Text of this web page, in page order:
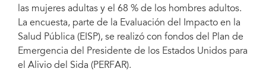
Credit: UNAIDS
las mujeres adultas y el 68 % de los hombres adultos.
La encuesta, parte de la Evaluación del Impacto en la
Salud Pública (EISP), se realizó con fondos del Plan de
Emergencia del Presidente de los Estados Unidos para
el Alivio del Sida (PERFAR).